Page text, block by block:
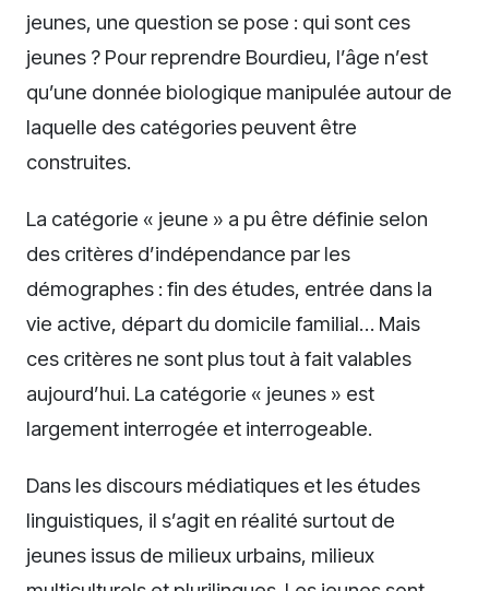
jeunes, une question se pose : qui sont ces
jeunes ? Pour reprendre Bourdieu, l’âge n’est
qu’une donnée biologique manipulée autour de
laquelle des catégories peuvent être
construites.
La catégorie « jeune » a pu être définie selon
des critères d’indépendance par les
démographes : fin des études, entrée dans la
vie active, départ du domicile familial… Mais
ces critères ne sont plus tout à fait valables
aujourd’hui. La catégorie « jeunes » est
largement interrogée et interrogeable.
Dans les discours médiatiques et les études
linguistiques, il s’agit en réalité surtout de
jeunes issus de milieux urbains, milieux